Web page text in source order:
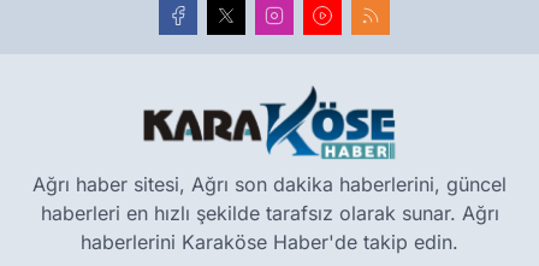
Ağrı haber sitesi, Ağrı son dakika haberlerini, güncel
haberleri en hızlı şekilde tarafsız olarak sunar. Ağrı
haberlerini Karaköse Haber'de takip edin.